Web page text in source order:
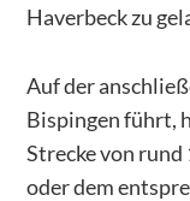
Haverbeck zu
Auf der
Bispingen führt,
Strecke von rund
oder dem